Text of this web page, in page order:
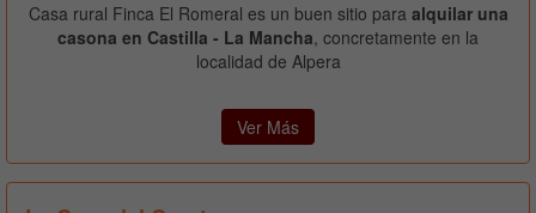
Casa rural Finca El Romeral es un buen sitio para alquilar una
casona en Castilla - La Mancha, concretamente en la
localidad de Alpera
Ver Más